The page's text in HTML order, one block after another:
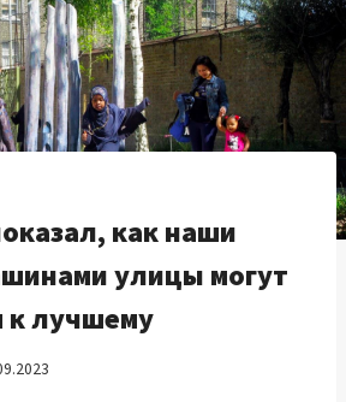
как наши
улицы могут
к лучшему